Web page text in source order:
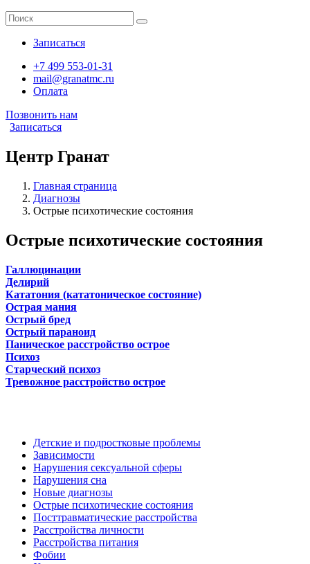
Записаться
+7 499 553-01-31
mail@granatmc.ru
Оплата
Позвонить нам
Записаться
Центр Гранат
Главная страница
Диагнозы
Острые психотические состояния
Острые психотические состояния
Галлюцинации
Делирий
Кататония (кататоническое состояние)
Острая мания
Острый бред
Острый параноид
Паническое расстройство острое
Психоз
Старческий психоз
Тревожное расстройство острое
Детские и подростковые проблемы
Зависимости
Нарушения сексуальной сферы
Нарушения сна
Новые диагнозы
Острые психотические состояния
Посттравматические расстройства
Расстройства личности
Расстройства питания
Фобии